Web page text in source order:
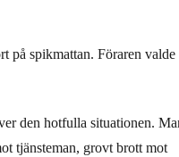
på spikmattan. Föraren valde
den hotfulla situationen.
tjänsteman, grovt brott mot